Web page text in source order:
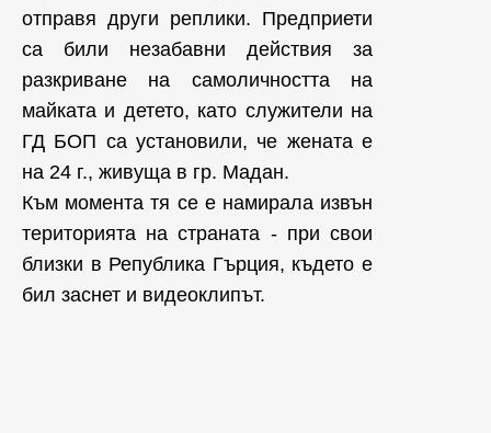
отправя други реплики. Предприети
са били незабавни действия за
разкриване на самоличността на
майката и детето, като служители на
ГД БОП са установили, че жената е
на 24 г., живуща в гр. Мадан.
Към момента тя се е намирала извън
територията на страната - при свои
близки в Република Гърция, където е
бил заснет и видеоклипът.